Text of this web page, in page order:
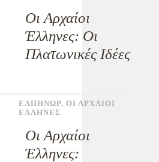
Οι Αρχαίοι
Έλληνες: Οι
Πλατωνικές Ιδέες
ΕΛΠΗΝΩΡ, ΟΙ ΑΡΧΑΙΟΙ
ΕΛΛΗΝΕΣ
Οι Αρχαίοι
Έλληνες: